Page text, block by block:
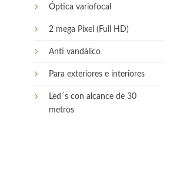
Óptica variofocal
2 mega Pixel (Full HD)
Anti vandálico
Para exteriores e interiores
Led´s con alcance de 30
metros